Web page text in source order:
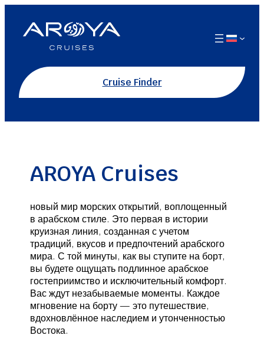
содержимому
Cruise Finder
AROYA Cruises
новый мир морских открытий, воплощенный
в арабском стиле. Это первая в истории
круизная линия, созданная с учетом
традиций, вкусов и предпочтений арабского
мира. С той минуты, как вы ступите на борт,
вы будете ощущать подлинное арабское
гостеприимство и исключительный комфорт.
Вас ждут незабываемые моменты. Каждое
мгновение на борту — это путешествие,
вдохновлённое наследием и утонченностью
Востока.